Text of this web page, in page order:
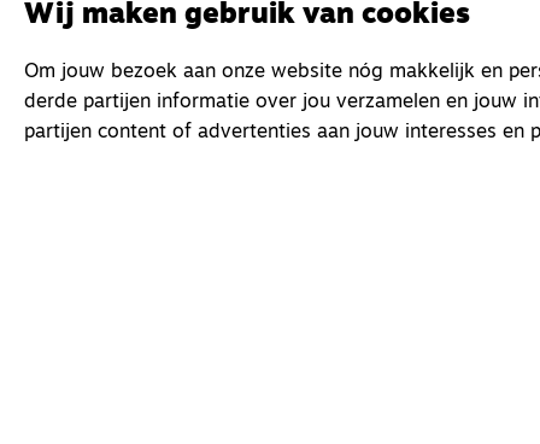
Wij maken gebruik van cookies
Om jouw bezoek aan onze website nóg makkelijk en
derde partijen informatie over jou verzamelen en jouw
partijen content of advertenties aan jouw interesses en